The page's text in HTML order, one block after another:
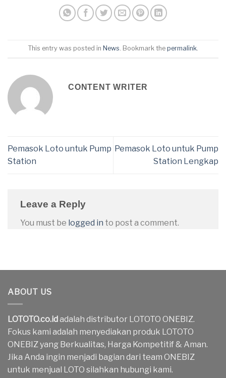
This entry was posted in News. Bookmark the permalink.
CONTENT WRITER
Pemasok Loto untuk Pump
Station
Pemasok Loto untuk Pump
Station Lengkap
Leave a Reply
You must be logged in to post a comment.
ABOUT US
LOTOTO.co.id adalah distributor LOTOTO ONEBIZ.
Fokus kami adalah menyediakan produk LOTOTO
ONEBIZ yang Berkualitas, Harga Kompetitif & Aman.
Jika Anda ingin menjadi bagian dari team ONEBIZ
untuk menjual LOTO silahkan hubungi kami.